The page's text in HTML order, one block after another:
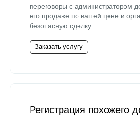
переговоры с администратором
его продаже по вашей цене и
безопасную сделку.
Заказать услугу
Регистрация похожего